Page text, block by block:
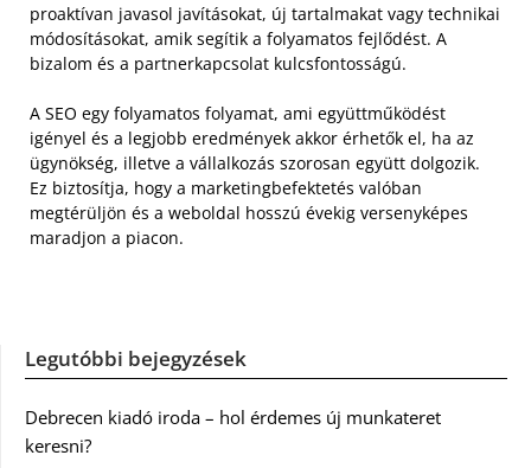
proaktívan javasol javításokat, új tartalmakat vagy technikai
módosításokat, amik segítik a folyamatos fejlődést. A
bizalom és a partnerkapcsolat kulcsfontosságú.
A SEO egy folyamatos folyamat, ami együttműködést
igényel és a legjobb eredmények akkor érhetők el, ha az
ügynökség, illetve a vállalkozás szorosan együtt dolgozik.
Ez biztosítja, hogy a marketingbefektetés valóban
megtérüljön és a weboldal hosszú évekig versenyképes
maradjon a piacon.
Legutóbbi bejegyzések
Debrecen kiadó iroda – hol érdemes új munkateret
keresni?